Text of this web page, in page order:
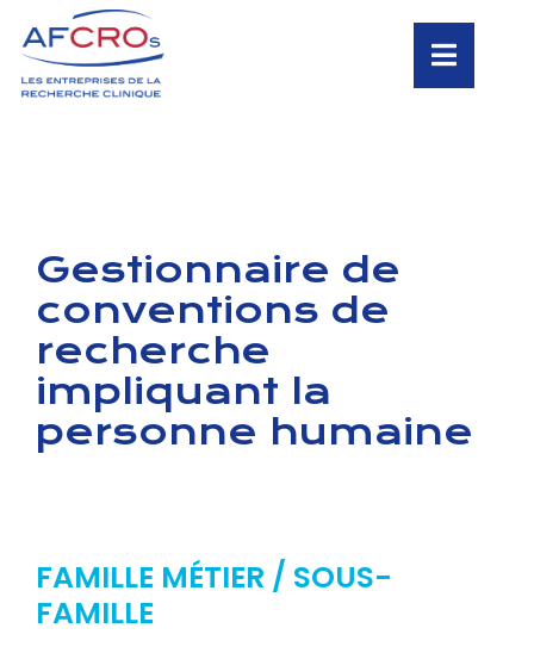
Gestionnaire de
conventions de
recherche
impliquant la
personne humaine
FAMILLE MÉTIER / SOUS-
FAMILLE